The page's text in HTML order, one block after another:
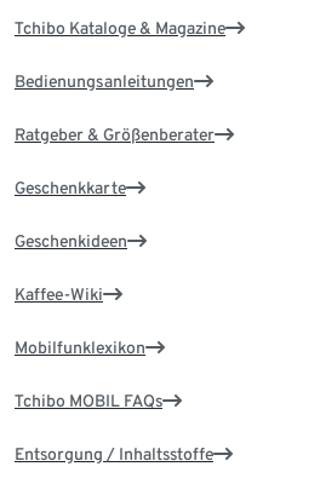
Tchibo Kataloge & Magazine
Bedienungsanleitungen
Ratgeber & Größenberater
Geschenkkarte
Geschenkideen
Kaffee-Wiki
Mobilfunklexikon
Tchibo MOBIL FAQs
Entsorgung / Inhaltsstoffe